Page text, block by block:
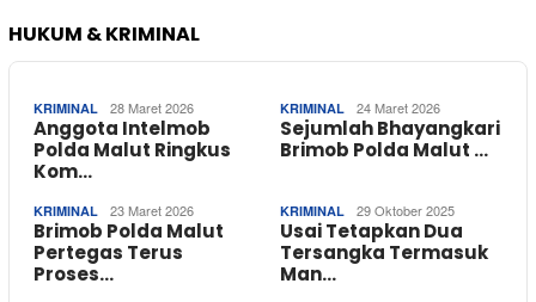
HUKUM & KRIMINAL
KRIMINAL 28 Maret 2026
Anggota Intelmob
Polda Malut Ringkus
Kom…
KRIMINAL 24 Maret 2026
Sejumlah Bhayangkari
Brimob Polda Malut …
KRIMINAL 23 Maret 2026
Brimob Polda Malut
Pertegas Terus
Proses…
KRIMINAL 29 Oktober 2025
Usai Tetapkan Dua
Tersangka Termasuk
Man…